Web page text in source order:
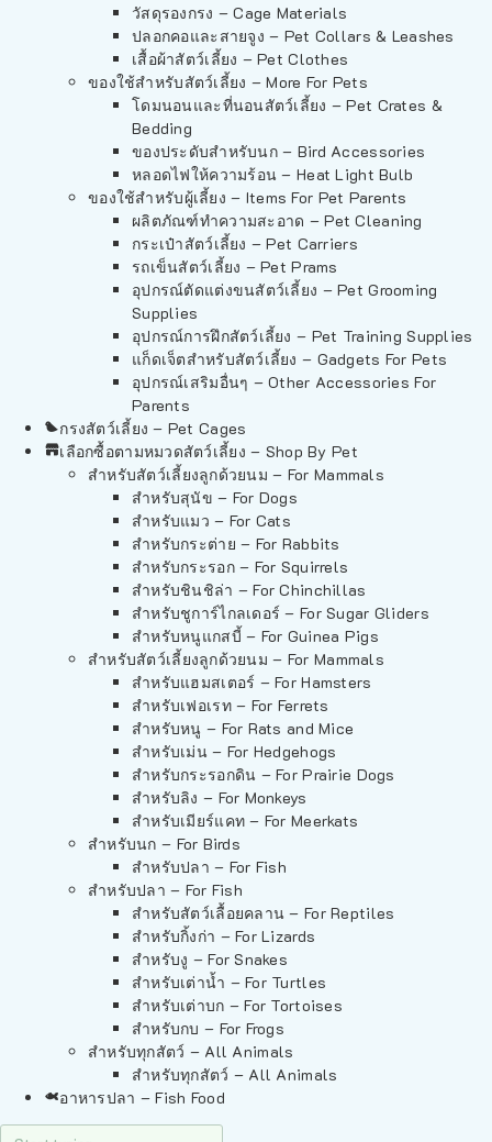
วัสดุรองกรง – Cage Materials
ปลอกคอและสายจูง – Pet Collars & Leashes
เสื้อผ้าสัตว์เลี้ยง – Pet Clothes
ของใช้สำหรับสัตว์เลี้ยง – More For Pets
โดมนอนและที่นอนสัตว์เลี้ยง – Pet Crates &
Bedding
ของประดับสำหรับนก – Bird Accessories
หลอดไฟให้ความร้อน – Heat Light Bulb
ของใช้สำหรับผู้เลี้ยง – Items For Pet Parents
ผลิตภัณฑ์ทำความสะอาด – Pet Cleaning
กระเป๋าสัตว์เลี้ยง – Pet Carriers
รถเข็นสัตว์เลี้ยง – Pet Prams
อุปกรณ์ตัดแต่งขนสัตว์เลี้ยง – Pet Grooming
Supplies
อุปกรณ์การฝึกสัตว์เลี้ยง – Pet Training Supplies
แก็ดเจ็ตสำหรับสัตว์เลี้ยง – Gadgets For Pets
อุปกรณ์เสริมอื่นๆ – Other Accessories For
Parents
กรงสัตว์เลี้ยง – Pet Cages
เลือกซื้อตามหมวดสัตว์เลี้ยง – Shop By Pet
สำหรับสัตว์เลี้ยงลูกด้วยนม – For Mammals
สำหรับสุนัข – For Dogs
สำหรับแมว – For Cats
สำหรับกระต่าย – For Rabbits
สำหรับกระรอก – For Squirrels
สำหรับชินชิล่า – For Chinchillas
สำหรับชูการ์ไกลเดอร์ – For Sugar Gliders
สำหรับหนูแกสบี้ – For Guinea Pigs
สำหรับสัตว์เลี้ยงลูกด้วยนม – For Mammals
สำหรับแฮมสเตอร์ – For Hamsters
สำหรับเฟอเรท – For Ferrets
สำหรับหนู – For Rats and Mice
สำหรับเม่น – For Hedgehogs
สำหรับกระรอกดิน – For Prairie Dogs
สำหรับลิง – For Monkeys
สำหรับเมียร์แคท – For Meerkats
สำหรับนก – For Birds
สำหรับปลา – For Fish
สำหรับปลา – For Fish
สำหรับสัตว์เลื้อยคลาน – For Reptiles
สำหรับกิ้งก่า – For Lizards
สำหรับงู – For Snakes
สำหรับเต่าน้ำ – For Turtles
สำหรับเต่าบก – For Tortoises
สำหรับกบ – For Frogs
สำหรับทุกสัตว์ – All Animals
สำหรับทุกสัตว์ – All Animals
อาหารปลา – Fish Food